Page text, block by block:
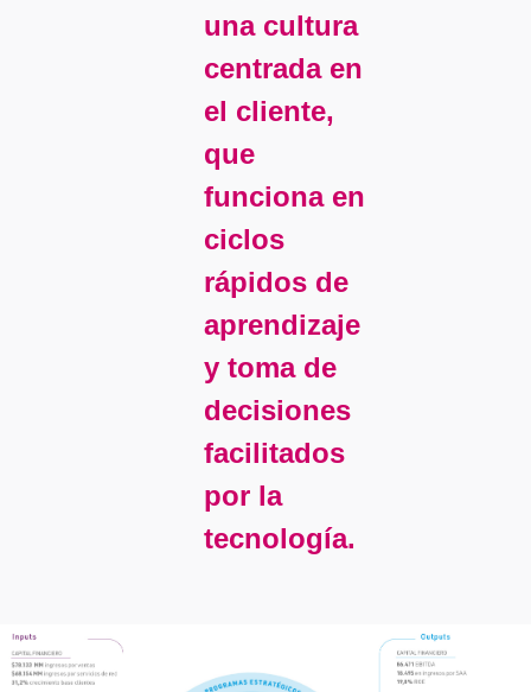
una cultura
centrada en
el cliente,
que
funciona en
ciclos
rápidos de
aprendizaje
y toma de
decisiones
facilitados
por la
tecnología.